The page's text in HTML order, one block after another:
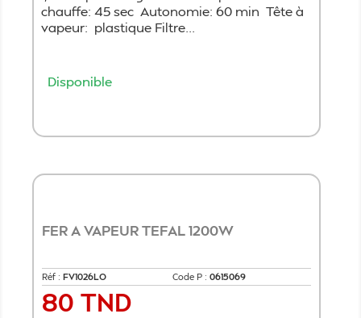
chauffe: 45 sec Autonomie: 60 min Tête à
vapeur: plastique Filtre...
Disponible
FER A VAPEUR TEFAL 1200W
Réf : FV1026LO Code P : 0615069
Prix
80 TND